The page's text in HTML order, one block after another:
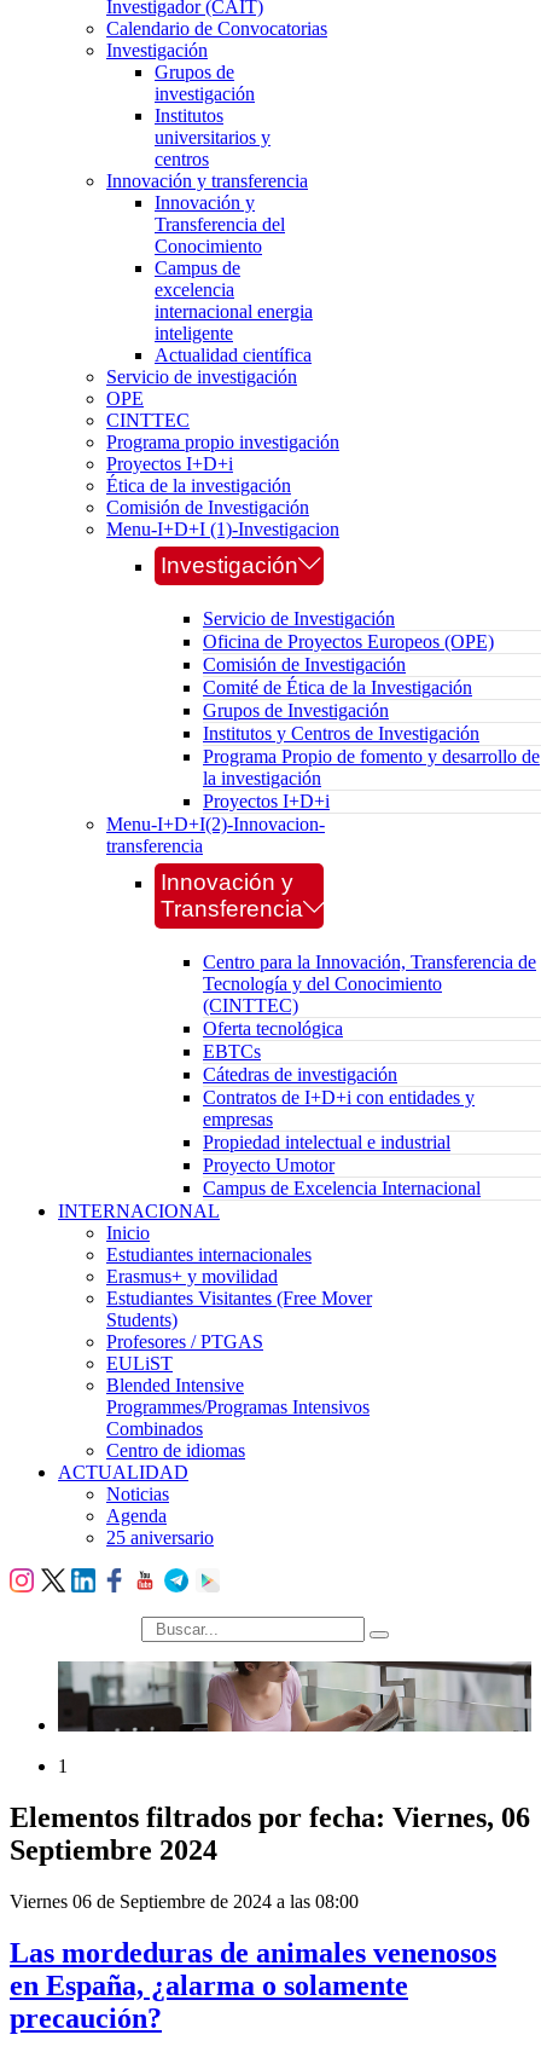
Investigador (CAIT)
Calendario de Convocatorias
Investigación
Grupos de
investigación
Institutos
universitarios y
centros
Innovación y transferencia
Innovación y
Transferencia del
Conocimiento
Campus de
excelencia
internacional energia
inteligente
Actualidad científica
Servicio de investigación
OPE
CINTTEC
Programa propio investigación
Proyectos I+D+i
Ética de la investigación
Comisión de Investigación
Menu-I+D+I (1)-Investigacion
Investigación
Servicio de Investigación
Oficina de Proyectos Europeos (OPE)
Comisión de Investigación
Comité de Ética de la Investigación
Grupos de Investigación
Institutos y Centros de Investigación
Programa Propio de fomento y desarrollo de
la investigación
Proyectos I+D+i
Menu-I+D+I(2)-Innovacion-
transferencia
Innovación y
Transferencia
Centro para la Innovación, Transferencia de
Tecnología y del Conocimiento
(CINTTEC)
Oferta tecnológica
EBTCs
Cátedras de investigación
Contratos de I+D+i con entidades y
empresas
Propiedad intelectual e industrial
Proyecto Umotor
Campus de Excelencia Internacional
INTERNACIONAL
Inicio
Estudiantes internacionales
Erasmus+ y movilidad
Estudiantes Visitantes (Free Mover
Students)
Profesores / PTGAS
EULiST
Blended Intensive
Programmes/Programas Intensivos
Combinados
Centro de idiomas
ACTUALIDAD
Noticias
Agenda
25 aniversario
búsqueda
1
Elementos filtrados por fecha: Viernes, 06
Septiembre 2024
Viernes 06 de Septiembre de 2024 a las 08:00
Las mordeduras de animales venenosos
en España, ¿alarma o solamente
precaución?